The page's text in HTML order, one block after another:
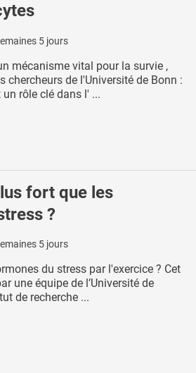
5 jours
mécanisme vital pour la survie ,
chercheurs de l'Université de Bonn :
rôle clé dans l' ...
fort que les
?
5 jours
du stress par l'exercice ? Cet
une équipe de l’Université de
de recherche ...